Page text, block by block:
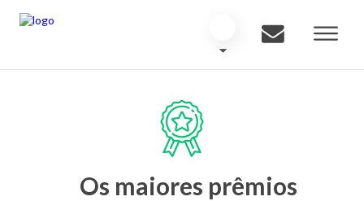
Os maiores prêmios